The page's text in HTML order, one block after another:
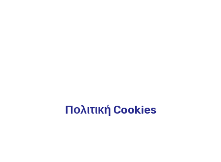
Πολιτική Cookies